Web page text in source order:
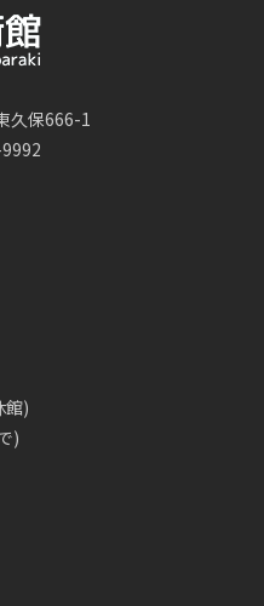
久保666-1
館)
)